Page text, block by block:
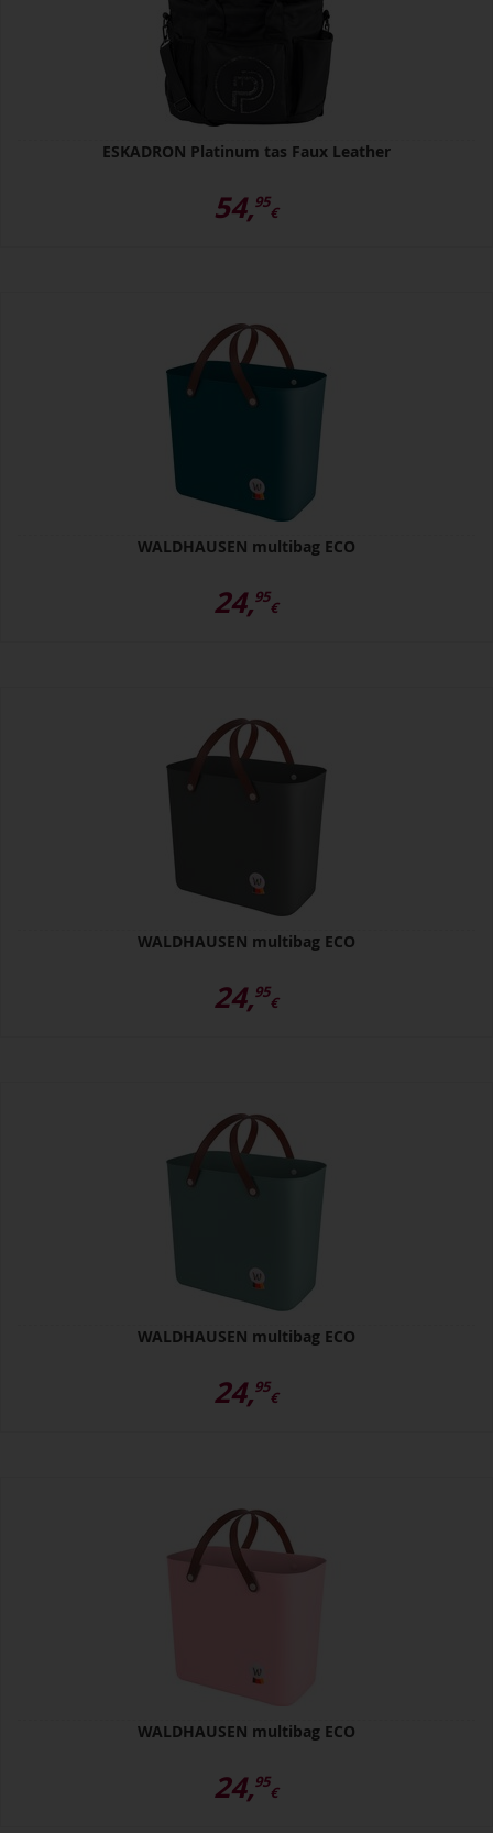
ESKADRON Platinum tas Faux Leather
54,95
€
WALDHAUSEN multibag ECO
24,95
€
WALDHAUSEN multibag ECO
24,95
€
WALDHAUSEN multibag ECO
24,95
€
WALDHAUSEN multibag ECO
24,95
€